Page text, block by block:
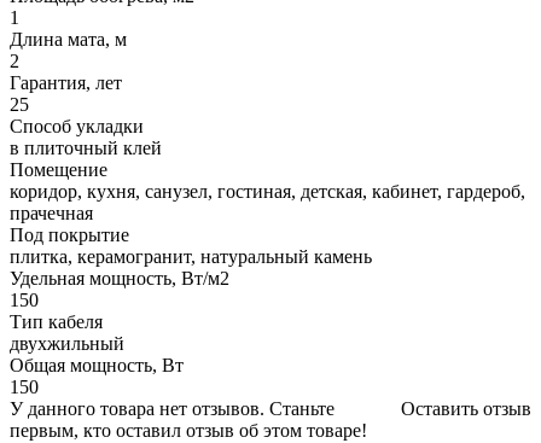
1
Длина мата, м
2
Гарантия, лет
25
Способ укладки
в плиточный клей
Помещение
коридор, кухня, санузел, гостиная, детская, кабинет, гардероб,
прачечная
Под покрытие
плитка, керамогранит, натуральный камень
Удельная мощность, Вт/м2
150
Тип кабеля
двухжильный
Общая мощность, Вт
150
Оставить отзыв
У данного товара нет отзывов. Станьте
первым, кто оставил отзыв об этом товаре!